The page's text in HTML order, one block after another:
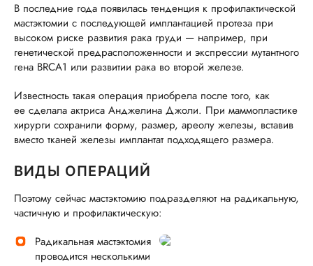
В последние года появилась тенденция к профилактической
мастэктомии с последующей имплантацией протеза при
высоком риске развития рака груди — например, при
генетической предрасположенности и экспрессии мутантного
гена BRCA1 или развитии рака во второй железе.
Известность такая операция приобрела после того, как
ее сделала актриса Анджелина Джоли. При маммопластике
хирурги сохранили форму, размер, ареолу железы, вставив
вместо тканей железы имплантат подходящего размера.
ВИДЫ ОПЕРАЦИЙ
Поэтому сейчас мастэктомию подразделяют на радикальную,
частичную и профилактическую:
Радикальная мастэктомия
проводится несколькими